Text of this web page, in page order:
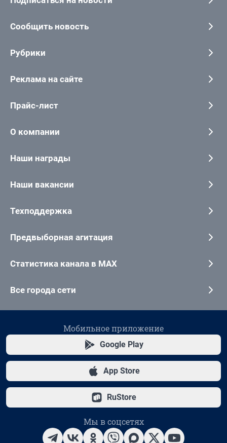
Сообщить новость
Рубрики
Реклама на сайте
Прайс-лист
О компании
Наши награды
Наши вакансии
Техподдержка
Предвыборная агитация
Статистика канала в MAX
Все города сети
Мобильное приложение
Google Play
App Store
RuStore
Мы в соцсетях